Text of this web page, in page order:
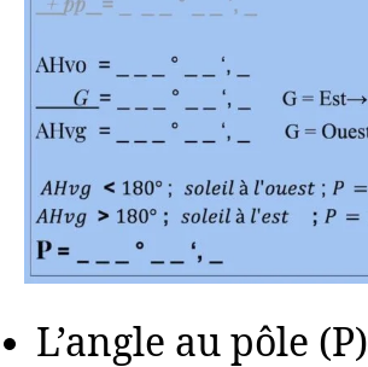
L’angle au pôle (P)